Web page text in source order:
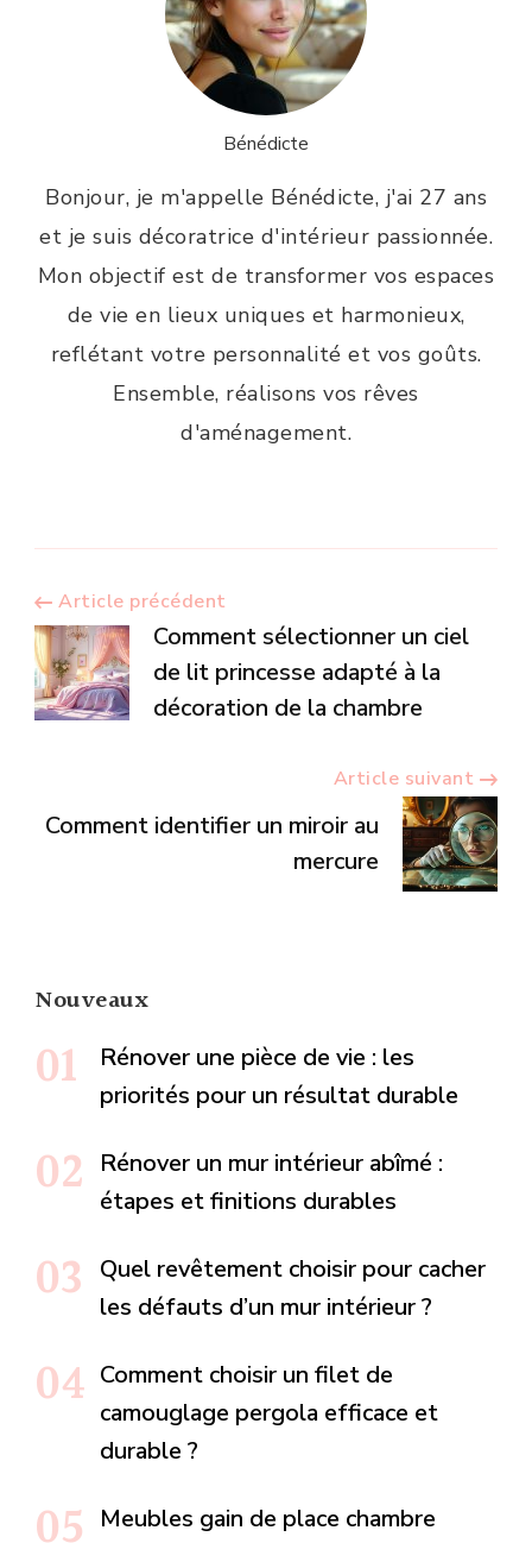
Bénédicte
Bonjour, je m'appelle Bénédicte, j'ai 27 ans
et je suis décoratrice d'intérieur passionnée.
Mon objectif est de transformer vos espaces
de vie en lieux uniques et harmonieux,
reflétant votre personnalité et vos goûts.
Ensemble, réalisons vos rêves
d'aménagement.
Navigation
d’article
Article précédent
Comment sélectionner un ciel
de lit princesse adapté à la
décoration de la chambre
Article suivant
Comment identifier un miroir au
mercure
Nouveaux
Rénover une pièce de vie : les
priorités pour un résultat durable
Rénover un mur intérieur abîmé :
étapes et finitions durables
Quel revêtement choisir pour cacher
les défauts d’un mur intérieur ?
Comment choisir un filet de
camouglage pergola efficace et
durable ?
Meubles gain de place chambre